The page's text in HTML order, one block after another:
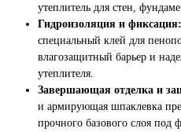
утеплитель для стен,
Гидроизоляция и фиксация:
специальный клей для
влагозащитный барьер и
утеплителя.
Завершающая отделка и
и армирующая шпаклевка
прочного базового слоя